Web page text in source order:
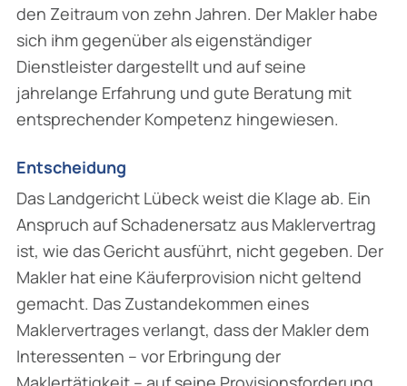
den Zeitraum von zehn Jahren. Der Makler habe
sich ihm gegenüber als eigenständiger
Dienstleister dargestellt und auf seine
jahrelange Erfahrung und gute Beratung mit
entsprechender Kompetenz hingewiesen.
Entscheidung
Das Landgericht Lübeck weist die Klage ab. Ein
Anspruch auf Schadenersatz aus Maklervertrag
ist, wie das Gericht ausführt, nicht gegeben. Der
Makler hat eine Käuferprovision nicht geltend
gemacht. Das Zustandekommen eines
Maklervertrages verlangt, dass der Makler dem
Interessenten – vor Erbringung der